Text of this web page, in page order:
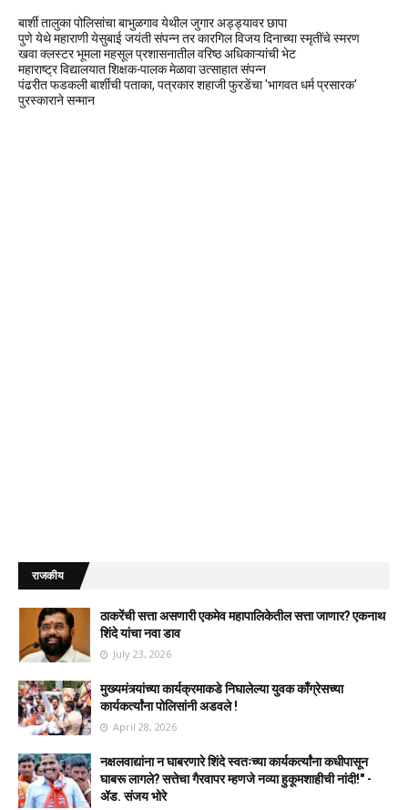
बार्शी तालुका पोलिसांचा बाभुळगाव येथील जुगार अड्ड्यावर छापा
पुणे येथे महाराणी येसुबाई जयंती संपन्न तर कारगिल विजय दिनाच्या स्मृतींचे स्मरण
खवा क्लस्टर भूमला महसूल प्रशासनातील वरिष्ठ अधिकाऱ्यांची भेट
महाराष्ट्र विद्यालयात शिक्षक-पालक मेळावा उत्साहात संपन्न
पंढरीत फडकली बार्शीची पताका, पत्रकार शहाजी फुरडेंचा 'भागवत धर्म प्रसारक'
पुरस्काराने सन्मान
राजकीय
ठाकरेंची सत्ता असणारी एकमेव महापालिकेतील सत्ता जाणार? एकनाथ
शिंदे यांचा नवा डाव
July 23, 2026
मुख्यमंत्र्यांच्या कार्यक्रमाकडे निघालेल्या युवक काँग्रेसच्या
कार्यकर्त्यांना पोलिसांनी अडवले !
April 28, 2026
नक्षलवाद्यांना न घाबरणारे शिंदे स्वतःच्या कार्यकर्त्यांना कधीपासून
घाबरू लागले? सत्तेचा गैरवापर म्हणजे नव्या हुकूमशाहीची नांदी!" -
ॲड. संजय भोरे